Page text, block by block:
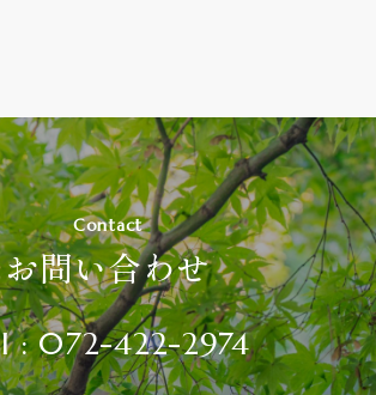
Contact
お問い合わせ
: 072-422-2974